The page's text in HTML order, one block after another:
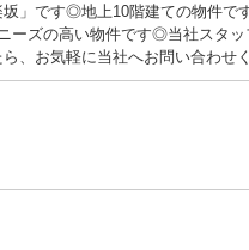
」です◎地上10階建ての物件
ズの高い物件です◎当社スタッ
、お気軽に当社へお問い合わせ